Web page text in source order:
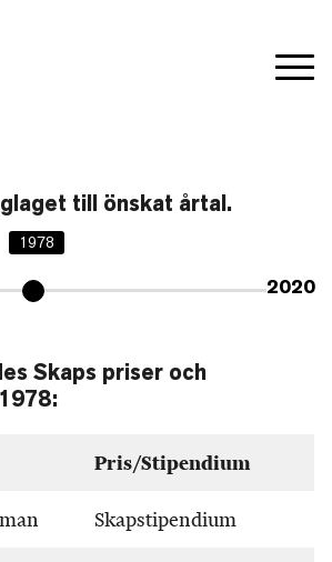
till önskat årtal.
1978
2020
Skaps priser och
Pris/Stipendium
Skapstipendium